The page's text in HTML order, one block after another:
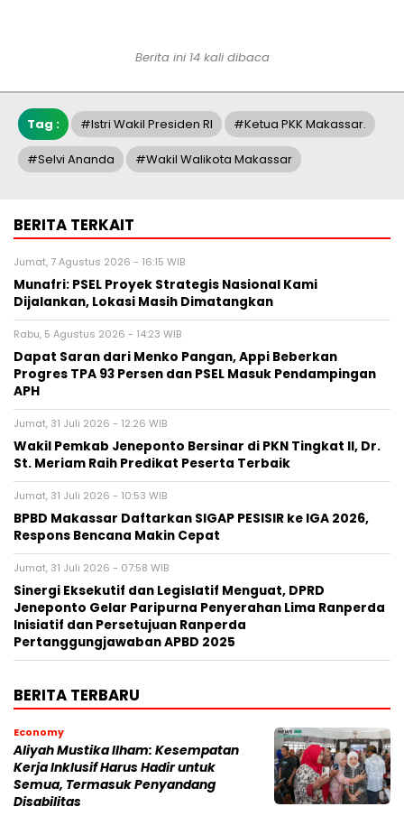
Berita ini 14 kali dibaca
Tag : #Istri Wakil Presiden RI #Ketua PKK Makassar.
#Selvi Ananda #Wakil Walikota Makassar
BERITA TERKAIT
Jumat, 7 Agustus 2026 - 16:15 WIB
Munafri: PSEL Proyek Strategis Nasional Kami
Dijalankan, Lokasi Masih Dimatangkan
Rabu, 5 Agustus 2026 - 14:23 WIB
Dapat Saran dari Menko Pangan, Appi Beberkan
Progres TPA 93 Persen dan PSEL Masuk Pendampingan
APH
Jumat, 31 Juli 2026 - 12:26 WIB
Wakil Pemkab Jeneponto Bersinar di PKN Tingkat II, Dr.
St. Meriam Raih Predikat Peserta Terbaik
Jumat, 31 Juli 2026 - 10:53 WIB
BPBD Makassar Daftarkan SIGAP PESISIR ke IGA 2026,
Respons Bencana Makin Cepat
Jumat, 31 Juli 2026 - 07:58 WIB
Sinergi Eksekutif dan Legislatif Menguat, DPRD
Jeneponto Gelar Paripurna Penyerahan Lima Ranperda
Inisiatif dan Persetujuan Ranperda
Pertanggungjawaban APBD 2025
BERITA TERBARU
Economy
Aliyah Mustika Ilham: Kesempatan
Kerja Inklusif Harus Hadir untuk
Semua, Termasuk Penyandang
Disabilitas